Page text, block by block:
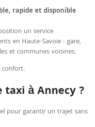
rapide et disponible
un service
en Haute-Savoie : gare,
et communes voisines.
à Annecy ?
pour garantir un trajet sans